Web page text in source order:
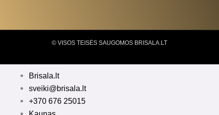
© VISOS TEISĖS SAUGOMOS BRISALA.LT
Brisala.lt
sveiki@brisala.lt
+370 676 25015